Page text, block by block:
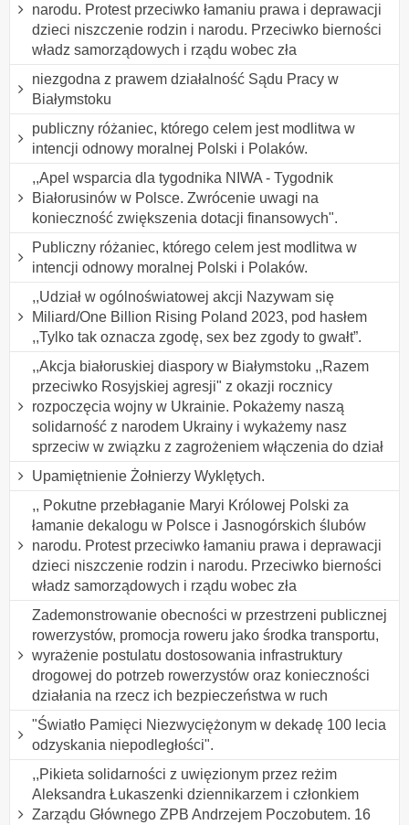
narodu. Protest przeciwko łamaniu prawa i deprawacji
dzieci niszczenie rodzin i narodu. Przeciwko bierności
władz samorządowych i rządu wobec zła
niezgodna z prawem działalność Sądu Pracy w
Białymstoku
publiczny różaniec, którego celem jest modlitwa w
intencji odnowy moralnej Polski i Polaków.
,,Apel wsparcia dla tygodnika NIWA - Tygodnik
Białorusinów w Polsce. Zwrócenie uwagi na
konieczność zwiększenia dotacji finansowych".
Publiczny różaniec, którego celem jest modlitwa w
intencji odnowy moralnej Polski i Polaków.
,,Udział w ogólnoświatowej akcji Nazywam się
Miliard/One Billion Rising Poland 2023, pod hasłem
,,Tylko tak oznacza zgodę, sex bez zgody to gwałt”.
,,Akcja białoruskiej diaspory w Białymstoku ,,Razem
przeciwko Rosyjskiej agresji" z okazji rocznicy
rozpoczęcia wojny w Ukrainie. Pokażemy naszą
solidarność z narodem Ukrainy i wykażemy nasz
sprzeciw w związku z zagrożeniem włączenia do dział
Upamiętnienie Żołnierzy Wyklętych.
,, Pokutne przebłaganie Maryi Królowej Polski za
łamanie dekalogu w Polsce i Jasnogórskich ślubów
narodu. Protest przeciwko łamaniu prawa i deprawacji
dzieci niszczenie rodzin i narodu. Przeciwko bierności
władz samorządowych i rządu wobec zła
Zademonstrowanie obecności w przestrzeni publicznej
rowerzystów, promocja roweru jako środka transportu,
wyrażenie postulatu dostosowania infrastruktury
drogowej do potrzeb rowerzystów oraz konieczności
działania na rzecz ich bezpieczeństwa w ruch
"Światło Pamięci Niezwyciężonym w dekadę 100 lecia
odzyskania niepodległości".
,,Pikieta solidarności z uwięzionym przez reżim
Aleksandra Łukaszenki dziennikarzem i członkiem
Zarządu Głównego ZPB Andrzejem Poczobutem. 16